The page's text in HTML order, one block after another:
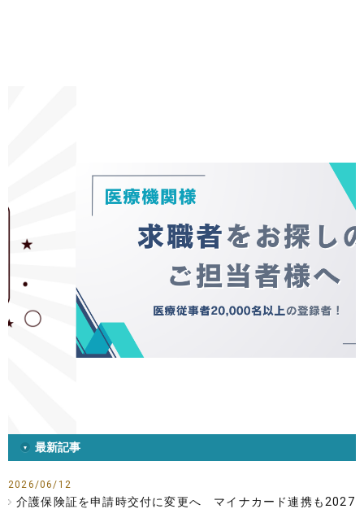
最新記事
2026/06/12
介護保険証を申請時交付に変更へ マイナカード連携も2027